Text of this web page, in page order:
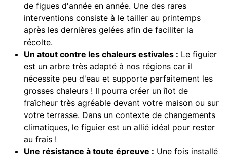
de figues d'année en année. Une des rares
interventions consiste à le tailler au printemps
après les dernières gelées afin de faciliter la
récolte.
Un atout contre les chaleurs estivales : Le figuier
est un arbre très adapté à nos régions car il
nécessite peu d'eau et supporte parfaitement les
grosses chaleurs ! Il pourra créer un îlot de
fraîcheur très agréable devant votre maison ou sur
votre terrasse. Dans un contexte de changements
climatiques, le figuier est un allié idéal pour rester
au frais !
Une résistance à toute épreuve : Une fois installé